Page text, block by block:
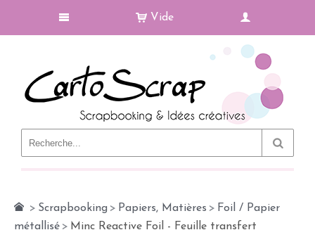
Vide
> Scrapbooking > Papiers, Matières > Foil / Papier
métallisé > Minc Reactive Foil - Feuille transfert